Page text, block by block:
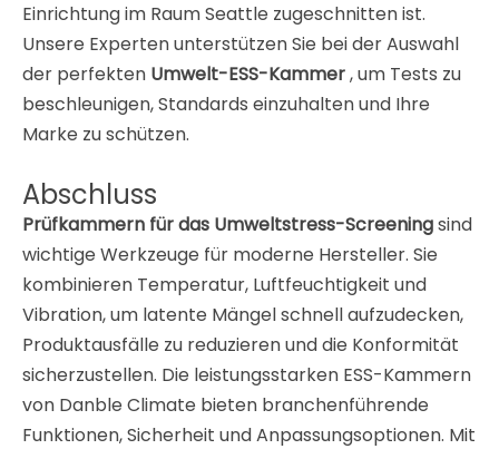
Einrichtung im Raum Seattle zugeschnitten ist.
Unsere Experten unterstützen Sie bei der Auswahl
der perfekten Umwelt-ESS-Kammer, um Tests zu
beschleunigen, Standards einzuhalten und Ihre
Marke zu schützen.
Abschluss
Prüfkammern für das Umweltstress-Screeningsind
wichtige Werkzeuge für moderne Hersteller. Sie
kombinieren Temperatur, Luftfeuchtigkeit und
Vibration, um latente Mängel schnell aufzudecken,
Produktausfälle zu reduzieren und die Konformität
sicherzustellen. Die leistungsstarken ESS-Kammern
von Danble Climate bieten branchenführende
Funktionen, Sicherheit und Anpassungsoptionen. Mit